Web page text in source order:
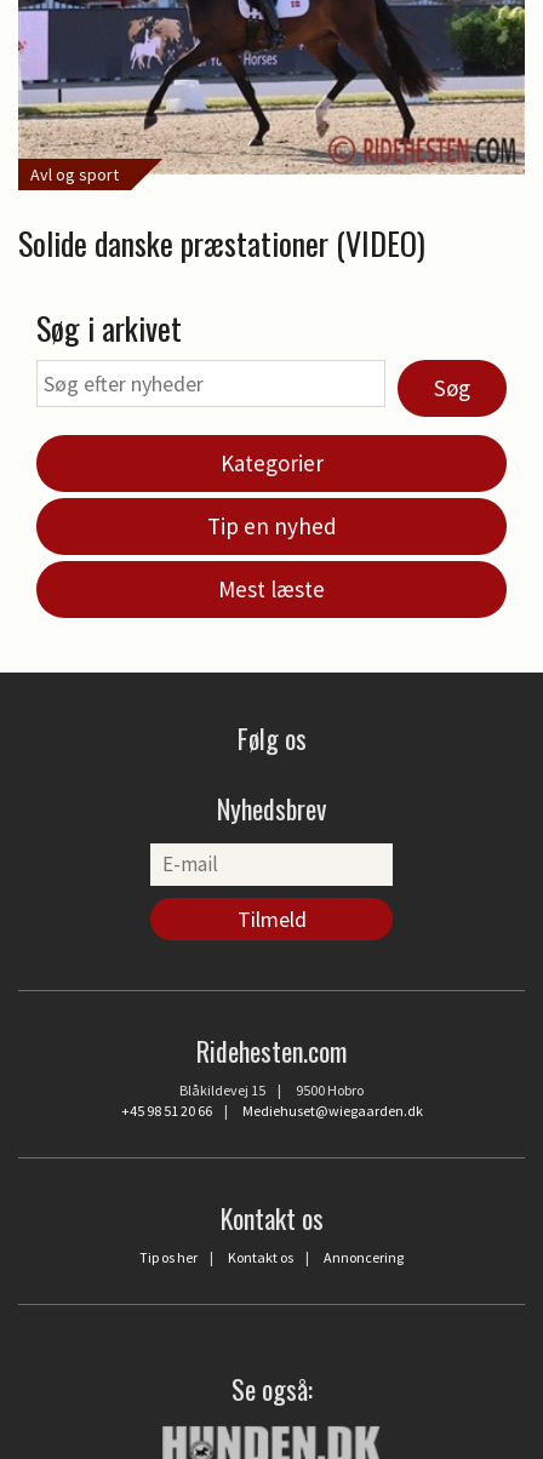
Avl og sport
Solide danske præstationer (VIDEO)
Søg i arkivet
Søg
Kategorier
Tip en nyhed
Mest læste
Følg os
Nyhedsbrev
Ridehesten.com
Blåkildevej 15 | 9500 Hobro
+45 98 51 20 66| Mediehuset@wiegaarden.dk
Kontakt os
Tip os her | Kontakt os | Annoncering
Se også: